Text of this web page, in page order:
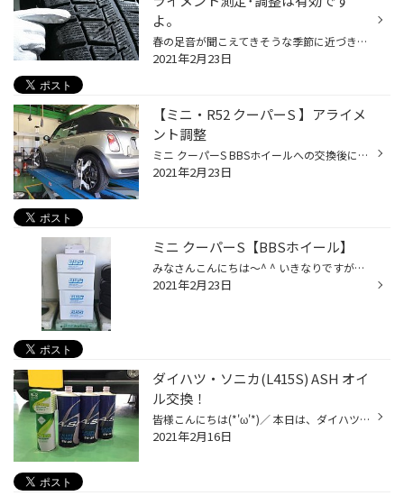
よ。
春の足音が聞こえてきそうな季節に近づきつつありますが、まだまだ雪道を走る機会がなくなったわけではありません。スタッドレスタイヤを装着されている方も多いかと思いますが、そのコンディションはいかがでしょうか。 残溝があることはとっても大切ですが、経年変化でゴムが硬化しますから、どの...
2021年2月23日
【ミニ・R52 クーパーS 】アライメ
ント調整
ミニ クーパーS BBSホイールへの交換後にアライメント調整も行いました。 鍛造ホイールをより良くする為にもアライメントは大切ですね^ ^ 早速測定していきます！ 測定した結果、左フロントのトーが大きくズレていることがわかりました。 これではタイヤがスムーズに真っ直ぐ転がりません、 がしか...
2021年2月23日
ミニ クーパーS【BBSホイール】
みなさんこんにちは〜^ ^ いきなりですが、これは何かわかりますか~⁉︎ わかる人は見ただけで『ウォォーーッッ』てなりますよね(´∀｀*) そうです。 有名アルミホイールブランド【BBS】 今回、オーナー様は鍛造ホイールへの交換をご希望でした。 純正ホイールからの軽量化を求めBBSホイールに決まりま...
2021年2月23日
ダイハツ・ソニカ(L415S) ASH オイ
ル交換！
皆様こんにちは(*'ω'*)／ 本日は、ダイハツ・ソニカ(L415S) のオイル交換をご紹介します(*^▽^*) 使用オイルはASH VFS 5W-30 100%化学合成油を使用した高性能オイルです(*^◯^*) ASHオイルは、「ノンポリマー」= 添加物を使用していないので 汚れにくく、10000km・15000kmの 交換サイクルにも対応でき...
2021年2月16日